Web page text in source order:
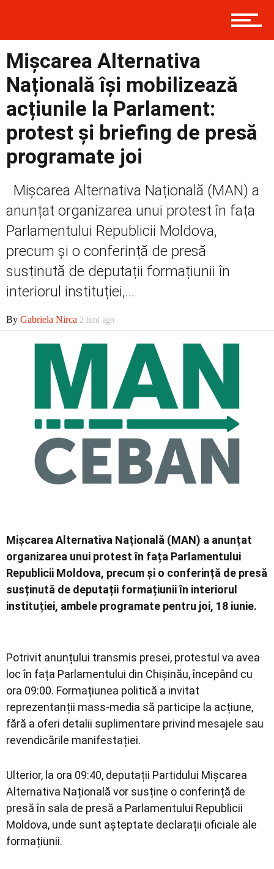
Prima
Politică
Social
Economic
Mișcarea Alternativa
Națională își mobilizează
acțiunile la Parlament:
protest și briefing de presă
programate joi
Mișcarea Alternativa Națională (MAN) a
anunțat organizarea unui protest în fața
Parlamentului Republicii Moldova,
precum și o conferință de presă
susținută de deputații formațiunii în
interiorul instituției,...
By Gabriela Nirca 2 luni ago
Mișcarea Alternativa Națională (MAN) a anunțat
organizarea unui protest în fața Parlamentului
Republicii Moldova, precum și o conferință de presă
susținută de deputații formațiunii în interiorul
instituției, ambele programate pentru joi, 18 iunie.
Potrivit anunțului transmis presei, protestul va avea
loc în fața Parlamentului din Chișinău, începând cu
ora 09:00. Formațiunea politică a invitat
reprezentanții mass-media să participe la acțiune,
fără a oferi detalii suplimentare privind mesajele sau
revendicările manifestației.
Ulterior, la ora 09:40, deputații Partidului Mișcarea
Alternativa Națională vor susține o conferință de
presă în sala de presă a Parlamentului Republicii
Moldova, unde sunt așteptate declarații oficiale ale
formațiunii.